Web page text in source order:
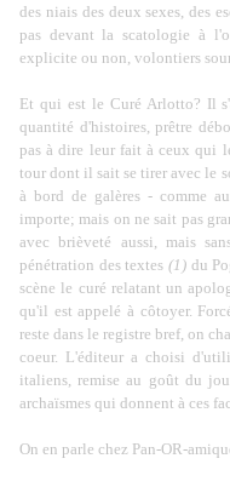
des niais des deux sexes, des
pas devant la scatologie à
explicite ou non, volontiers
Et qui est le Curé Arlotto? Il
quantité d'histoires, prêtre
pas à dire leur fait à ceux qui
tour dont il sait se tirer avec le
à bord de galères - comme
importe; mais on ne sait pas
avec brièveté aussi, mais
pénétration des textes (1)du
scène le curé relatant un
qu'il est appelé à côtoyer.
reste dans le registre bref, on
coeur. L'éditeur a choisi
italiens, remise au goût du
archaïsmes qui donnent à ces
On en parle chez Pan-OR-